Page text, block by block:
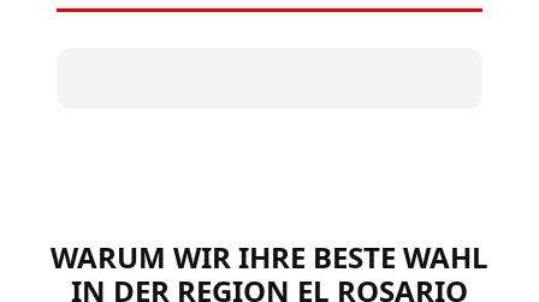
WARUM WIR IHRE BESTE WAHL
IN DER REGION EL ROSARIO